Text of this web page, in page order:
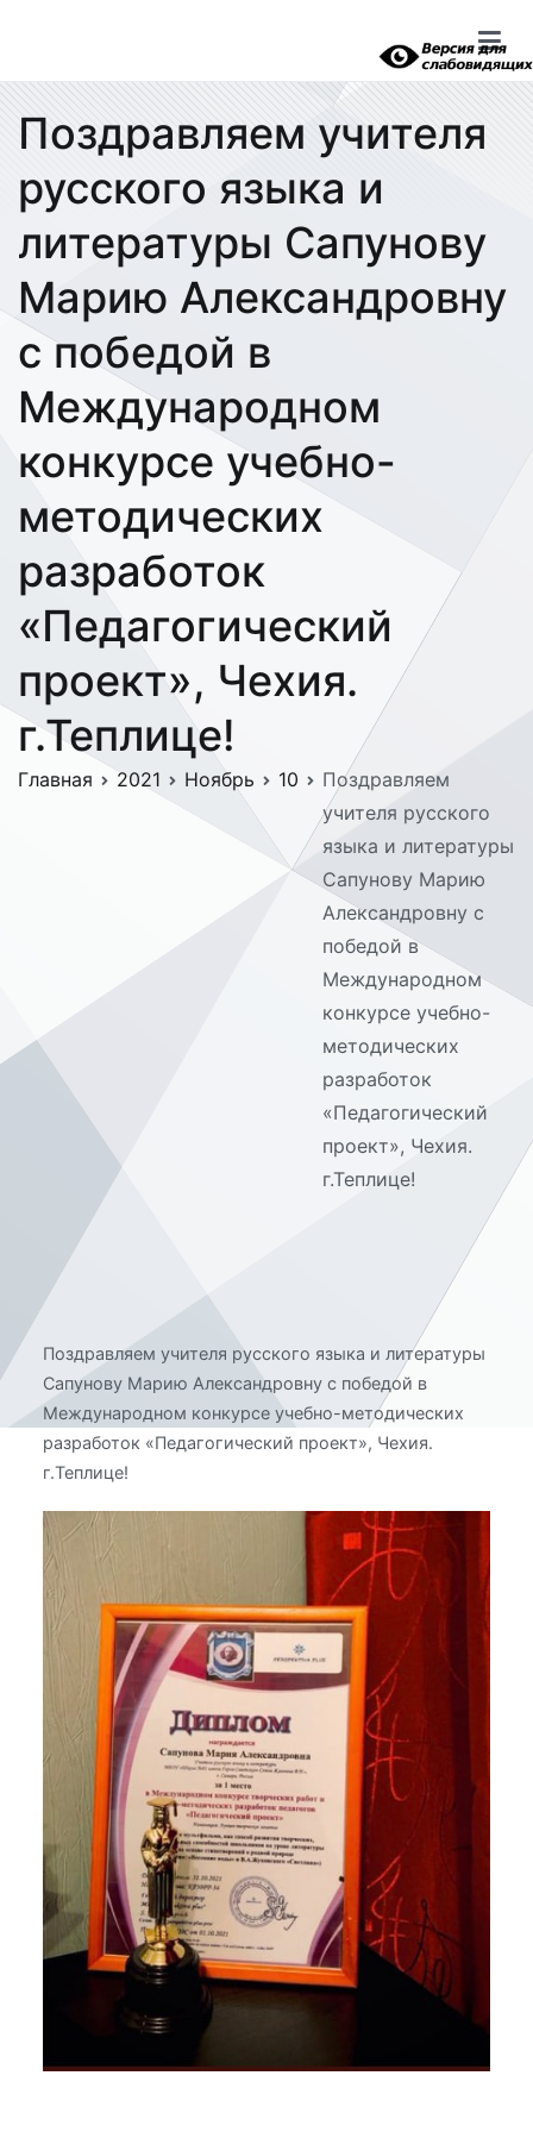
Поздравляем учителя
русского языка и
литературы Сапунову
Марию Александровну
с победой в
Международном
конкурсе учебно-
методических
разработок
«Педагогический
проект», Чехия.
г.Теплице!
Главная 2021 Ноябрь 10
Поздравляем
учителя русского
языка и литературы
Сапунову Марию
Александровну с
победой в
Международном
конкурсе учебно-
методических
разработок
«Педагогический
проект», Чехия.
г.Теплице!
Поздравляем учителя русского языка и литературы
Сапунову Марию Александровну с победой в
Международном конкурсе учебно-методических
разработок «Педагогический проект», Чехия.
г.Теплице!